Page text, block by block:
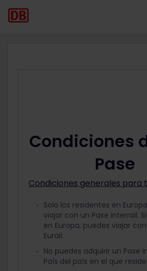
Condiciones
Pase
Condiciones generales para
Solo los residentes en
viajar con un Pase Interrail.
en Europa, puedes viajar
Eurail.
No puedes adquirir un Pase
País del país en el que